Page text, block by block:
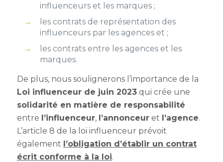
influenceurs et les marques ;
les contrats de représentation des
influenceurs par les agences et ;
les contrats entre les agences et les
marques.
De plus, nous soulignerons l’importance de la
Loi influenceur de juin 2023qui crée une
solidarité en matière de responsabilité
entre l’influenceur, l’annonceuret l’agence.
L’article 8 de la loi influenceur prévoit
également l’obligation d’établir un contrat
écrit conforme à la loi.